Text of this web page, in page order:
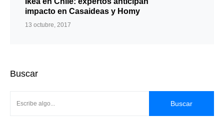
impacto en Casaideas y Homy
13 octubre, 2017
Buscar
Buscar